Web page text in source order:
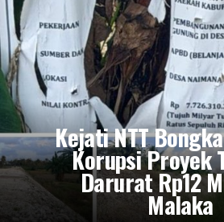
Kejati NTT
Korupsi Proyek
Darurat Rp12
Malaka